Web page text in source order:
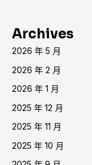
Archives
2026 年 5 月
2026 年 2 月
2026 年 1 月
2025 年 12 月
2025 年 11 月
2025 年 10 月